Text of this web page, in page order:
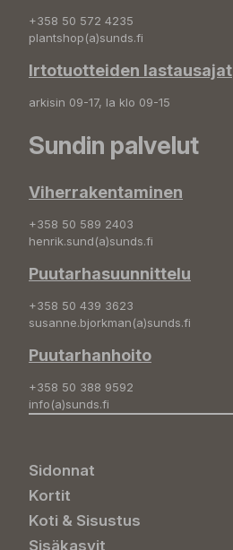
+358 50 572 4235
plantshop(a)sunds.fi
Irtotuotteiden lastausajat
arkisin 09-17, la klo 09-15
Sundin palvelut
Viherrakentaminen
+358 50 589 2403
henrik.sund(a)sunds.fi
Puutarhasuunnittelu
+358 50 439 3623
susanne.bjorkman(a)sunds.fi
Puutarhanhoito
+358 50 388 9592
info(a)sunds.fi
Sidonnat
Kortit
Koti & Sisustus
Sisäkasvit